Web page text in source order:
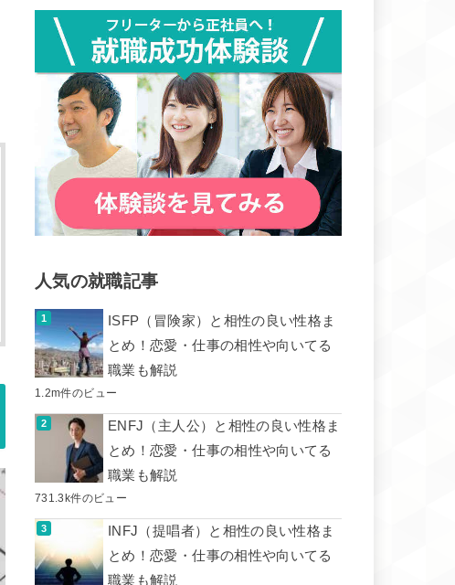
人気の就職記事
ISFP（冒険家）と相性の良い性格ま
とめ！恋愛・仕事の相性や向いてる
職業も解説
1.2m件のビュー
ENFJ（主人公）と相性の良い性格ま
とめ！恋愛・仕事の相性や向いてる
職業も解説
731.3k件のビュー
INFJ（提唱者）と相性の良い性格ま
とめ！恋愛・仕事の相性や向いてる
職業も解説